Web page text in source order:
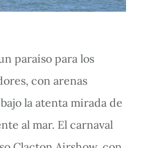
paraíso para los
con arenas
la atenta mirada de
al mar. El carnaval